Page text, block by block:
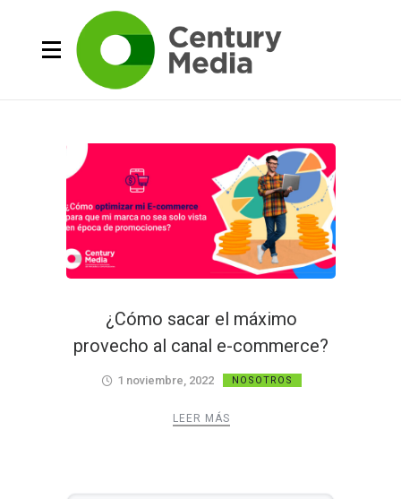
¿Cómo sacar el máximo
provecho al canal e-commerce?
1 noviembre, 2022 NOSOTROS
LEER MÁS